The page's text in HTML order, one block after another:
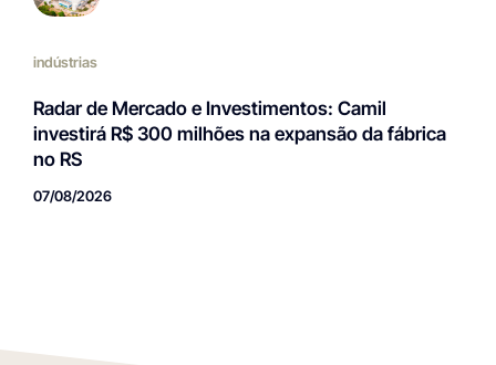
indústrias
Radar de Mercado e Investimentos: Camil
investirá R$ 300 milhões na expansão da fábrica
no RS
07/08/2026